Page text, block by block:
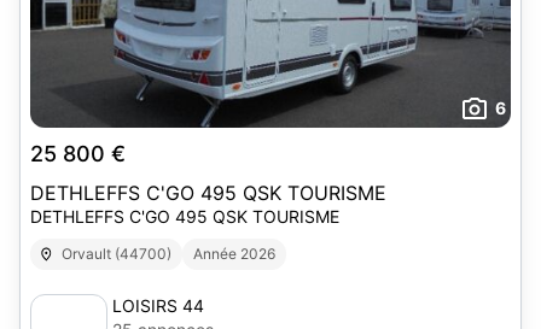
6
25 800 €
DETHLEFFS C'GO 495 QSK TOURISME
DETHLEFFS C'GO 495 QSK TOURISME
Orvault (44700) Année 2026
LOISIRS 44